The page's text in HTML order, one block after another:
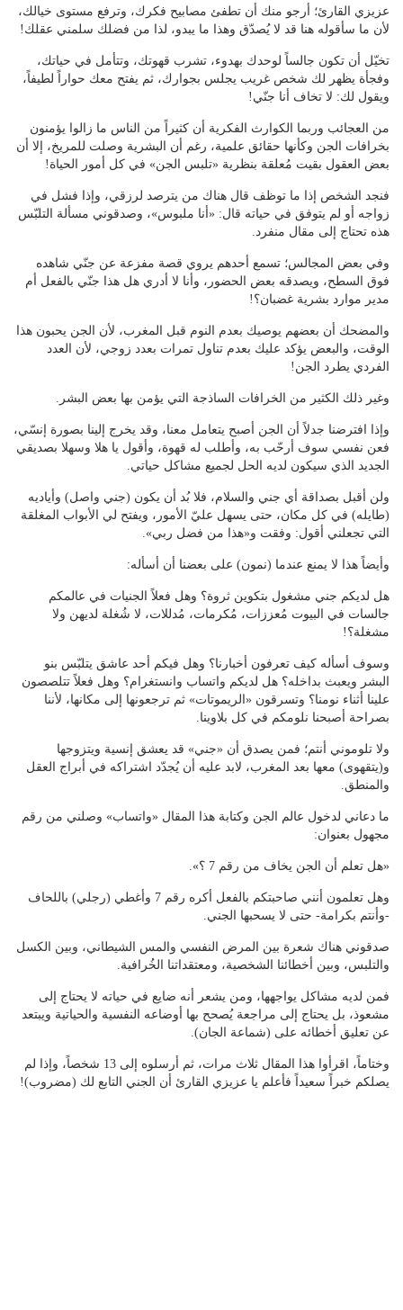
عزيزي القارئ؛ أرجو منك أن تطفئ مصابيح فكرك، وترفع مستوى خيالك،
لأن ما سأقوله هنا قد لا يُصدّق وهذا ما يبدو، لذا من فضلك سلمني عقلك!
تخيّل أن تكون جالساً لوحدك بهدوء، تشرب قهوتك، وتتأمل في حياتك،
وفجأة يظهر لك شخص غريب يجلس بجوارك، ثم يفتح معك حواراً لطيفاً،
ويقول لك: لا تخاف أنا جنّي!
من العجائب وربما الكوارث الفكرية أن كثيراً من الناس ما زالوا يؤمنون
بخرافات الجن وكأنها حقائق علمية، رغم أن البشرية وصلت للمريخ، إلا أن
بعض العقول بقيت مُعلقة بنظرية «تلبس الجن» في كل أمور الحياة!
فنجد الشخص إذا ما توظف قال هناك من يترصد لرزقي، وإذا فشل في
زواجه أو لم يتوفق في حياته قال: «أنا ملبوس»، وصدقوني مسألة التلبّس
هذه تحتاج إلى مقال منفرد.
وفي بعض المجالس؛ تسمع أحدهم يروي قصة مفزعة عن جنّي شاهده
فوق السطح، ويصدقه بعض الحضور، وأنا لا أدري هل هذا جنّي بالفعل أم
مدير موارد بشرية غضبان؟!
والمضحك أن بعضهم يوصيك بعدم النوم قبل المغرب، لأن الجن يحبون هذا
الوقت، والبعض يؤكد عليك بعدم تناول تمرات بعدد زوجي، لأن العدد
الفردي يطرد الجن!
وغير ذلك الكثير من الخرافات الساذجة التي يؤمن بها بعض البشر.
وإذا افترضنا جدلاً أن الجن أصبح يتعامل معنا، وقد يخرج إلينا بصورة إنسّي،
فعن نفسي سوف أرحّب به، وأطلب له قهوة، وأقول يا هلا وسهلا بصديقي
الجديد الذي سيكون لديه الحل لجميع مشاكل حياتي.
ولن أقبل بصداقة أي جني والسلام، فلا بُد أن يكون (جني واصل) وأياديه
(طايله) في كل مكان، حتى يسهل عليّ الأمور، ويفتح لي الأبواب المغلقة
التي تجعلني أقول: وفقت و«هذا من فضل ربي».
وأيضاً هذا لا يمنع عندما (نمون) على بعضنا أن أسأله:
هل لديكم جني مشغول بتكوين ثروة؟ وهل فعلاً الجنيات في عالمكم
جالسات في البيوت مُعززات، مُكرمات، مُدللات، لا شُغلة لديهن ولا
مشغلة؟!
وسوف أسأله كيف تعرفون أخبارنا؟ وهل فيكم أحد عاشق يتلبّس بنو
البشر ويعبث بداخله؟ هل لديكم واتساب وانستغرام؟ وهل فعلاً تتلصصون
علينا أثناء نومنا؟ وتسرقون «الريموتات» ثم ترجعونها إلى مكانها، لأننا
بصراحة أصبحنا نلومكم في كل بلاوينا.
ولا تلوموني أنتم؛ فمن يصدق أن «جني» قد يعشق إنسية ويتزوجها
و(يتقهوى) معها بعد المغرب، لابد عليه أن يُجدّد اشتراكه في أبراج العقل
والمنطق.
ما دعاني لدخول عالم الجن وكتابة هذا المقال «واتساب» وصلني من رقم
مجهول بعنوان:
«هل تعلم أن الجن يخاف من رقم 7 ؟».
وهل تعلمون أنني صاحبتكم بالفعل أكره رقم 7 وأغطي (رجلي) باللحاف
-وأنتم بكرامة- حتى لا يسحبها الجني.
صدقوني هناك شعرة بين المرض النفسي والمس الشيطاني، وبين الكسل
والتلبس، وبين أخطائنا الشخصية، ومعتقداتنا الخُرافية.
فمن لديه مشاكل يواجهها، ومن يشعر أنه ضايع في حياته لا يحتاج إلى
مشعوذ، بل يحتاج إلى مراجعة يُصحح بها أوضاعه النفسية والحياتية ويبتعد
عن تعليق أخطائه على (شماعة الجان).
وختاماً، اقرأوا هذا المقال ثلاث مرات، ثم أرسلوه إلى 13 شخصاً، وإذا لم
يصلكم خبراً سعيداً فأعلم يا عزيزي القارئ أن الجني التابع لك (مضروب)!